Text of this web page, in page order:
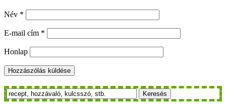
Név *
E-mail cím *
Honlap
Keresés